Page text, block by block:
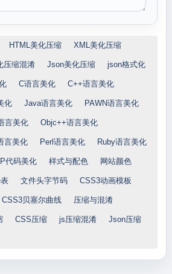
HTML美化压缩 XML美化压缩
压缩混淆 Json美化压缩 json格式化
C语言美化 C++语言美化
化 Java语言美化 PAWN语言美化
言美化 Objc++语言美化
言美化 Perl语言美化 Ruby语言美化
代码美化 样式与配色 网站颜色
文件头字节码 CSS3动画模板
CSS3贝塞尔曲线 压缩与混淆
CSS压缩 js压缩混淆 Json压缩